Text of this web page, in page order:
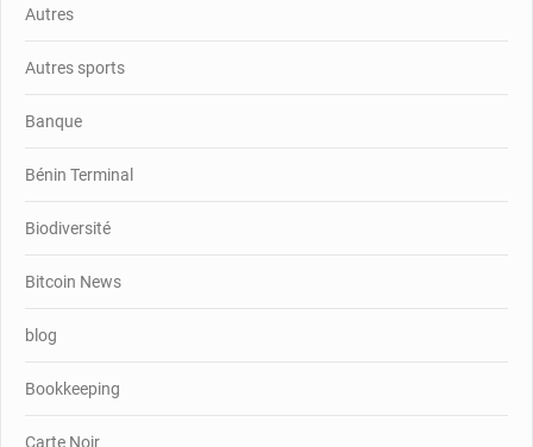
Autres
Autres sports
Banque
Bénin Terminal
Biodiversité
Bitcoin News
blog
Bookkeeping
Carte Noir